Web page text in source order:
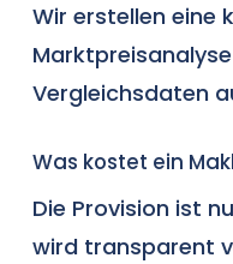
Wir erstellen eine
Vergleichsdaten
Was kostet ein
Die Provision ist
wird transparent